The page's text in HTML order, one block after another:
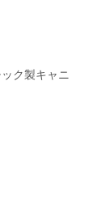
ク製キャニ